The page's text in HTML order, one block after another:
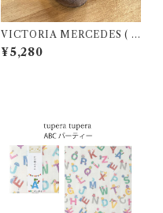
VICTORIA MERCEDES ( 2
9-34 / Testa )
¥5,280